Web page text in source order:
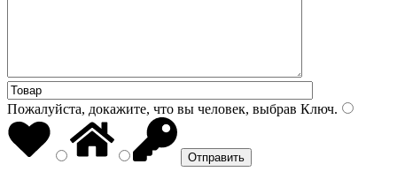
Пожалуйста, докажите, что вы человек, выбрав Ключ.